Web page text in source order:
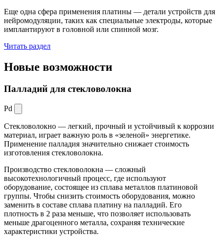
Еще одна сфера применения платины — детали устройств для
нейромодуляции, таких как специальные электроды, которые
имплантируют в головной или спинной мозг.
Читать раздел
Новые возможности
Палладий для стекловолокна
Pd
Стекловолокно — легкий, прочный и устойчивый к коррозии
материал, играет важную роль в «зеленой» энергетике.
Применение палладия значительно снижает стоимость
изготовления стекловолокна.
Производство стекловолокна — сложный
высокотехнологичный процесс, где используют
оборудование, состоящее из сплава металлов платиновой
группы. Чтобы снизить стоимость оборудования, можно
заменить в составе сплава платину на палладий. Его
плотность в 2 раза меньше, что позволяет использовать
меньше драгоценного металла, сохраняя технические
характеристики устройства.